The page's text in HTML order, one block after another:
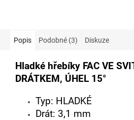
Popis Podobné (3) Diskuze
Hladké hřebíky FAC VE
DRÁTKEM, ÚHEL 15°
Typ: HLADKÉ
Drát: 3,1 mm